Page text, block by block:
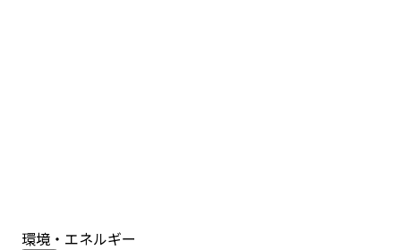
環境・エネルギー